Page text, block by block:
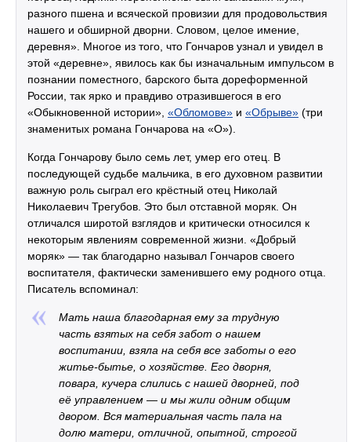
разного пшена и всяческой провизии для продовольствия
нашего и обширной дворни. Словом, целое имение,
деревня». Многое из того, что Гончаров узнал и увидел в
этой «деревне», явилось как бы изначальным импульсом в
познании поместного, барского быта дореформенной
России, так ярко и правдиво отразившегося в его
«Обыкновенной истории», «Обломове» и «Обрыве» (три
знаменитых романа Гончарова на «О»).
Когда Гончарову было семь лет, умер его отец. В
последующей судьбе мальчика, в его духовном развитии
важную роль сыграл его крёстный отец Николай
Николаевич Трегубов. Это был отставной моряк. Он
отличался широтой взглядов и критически относился к
некоторым явлениям современной жизни. «Добрый
моряк» — так благодарно называл Гончаров своего
воспитателя, фактически заменившего ему родного отца.
Писатель вспоминал:
Мать наша благодарная ему за трудную
часть взятых на себя забот о нашем
воспитании, взяла на себя все заботы о его
житье-бытье, о хозяйстве. Его дворня,
повара, кучера слились с нашей дворней, под
её управлением — и мы жили одним общим
двором. Вся материальная часть пала на
долю матери, отличной, опытной, строгой